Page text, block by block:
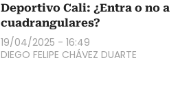
Deportivo Cali: ¿Entra o no a
cuadrangulares?
19/04/2025 - 16:49
DIEGO FELIPE CHÁVEZ DUARTE